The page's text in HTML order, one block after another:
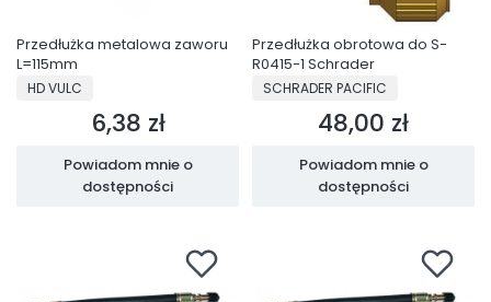
Przedłużka metalowa zaworu
L=115mm
PRODUCENT
HD VULC
Cena
6,38 zł
Powiadom mnie o
dostępności
Przedłużka obrotowa do S-
R0415-1 Schrader
PRODUCENT
SCHRADER PACIFIC
Cena
48,00 zł
Powiadom mnie o
dostępności